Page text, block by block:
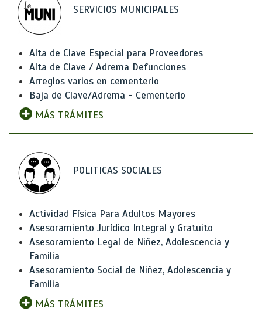
SERVICIOS MUNICIPALES
Alta de Clave Especial para Proveedores
Alta de Clave / Adrema Defunciones
Arreglos varios en cementerio
Baja de Clave/Adrema - Cementerio
MÁS TRÁMITES
POLITICAS SOCIALES
Actividad Física Para Adultos Mayores
Asesoramiento Jurídico Integral y Gratuito
Asesoramiento Legal de Niñez, Adolescencia y
Familia
Asesoramiento Social de Niñez, Adolescencia y
Familia
MÁS TRÁMITES